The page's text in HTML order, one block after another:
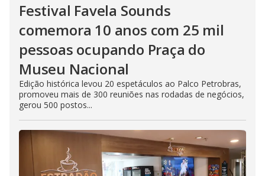
Festival Favela Sounds
comemora 10 anos com 25 mil
pessoas ocupando Praça do
Museu Nacional
Edição histórica levou 20 espetáculos ao Palco Petrobras,
promoveu mais de 300 reuniões nas rodadas de negócios,
gerou 500 postos...